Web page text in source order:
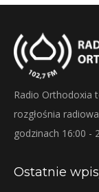
Radio Orthodoxia
rozgłośnia
godzinach 16:00 -
Ostatnie